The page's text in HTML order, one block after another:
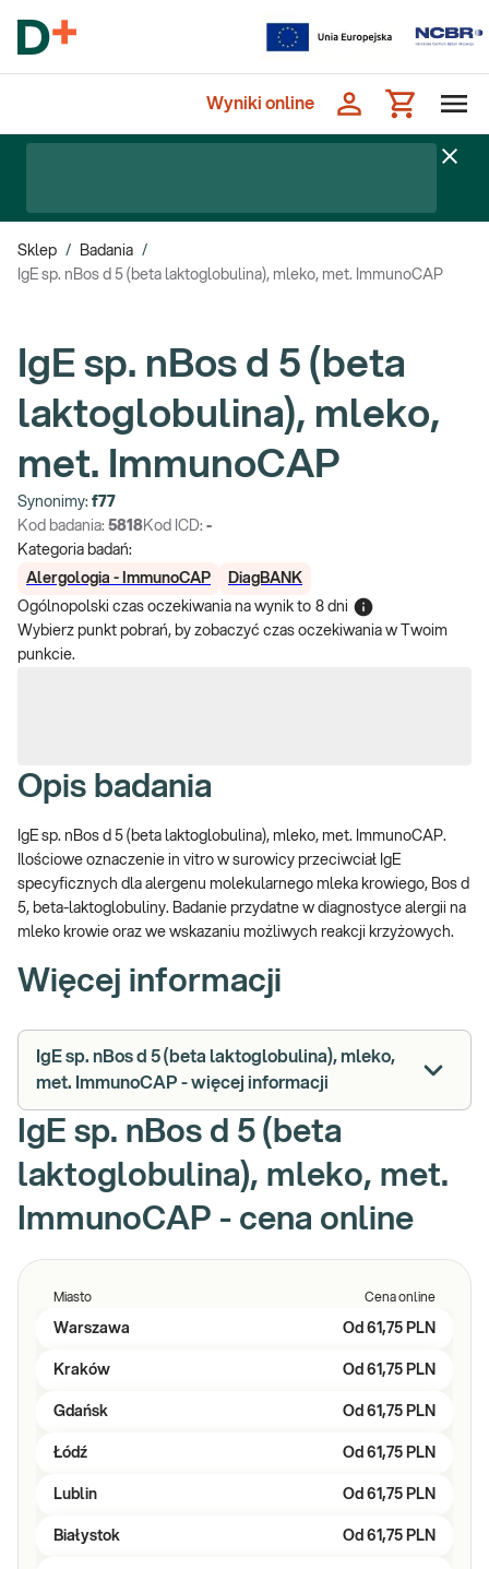
Wyniki online
Sklep / Badania /
IgE sp. nBos d 5 (beta laktoglobulina), mleko, met. ImmunoCAP
IgE sp. nBos d 5 (beta
laktoglobulina), mleko,
met. ImmunoCAP
Synonimy: f77
Kod badania: 5818Kod ICD: -
Kategoria badań:
Alergologia - ImmunoCAP
DiagBANK
Ogólnopolski czas oczekiwania na wynik to 8 dni
Wybierz punkt pobrań, by zobaczyć czas oczekiwania w Twoim
punkcie.
Opis badania
IgE sp. nBos d 5 (beta laktoglobulina), mleko, met. ImmunoCAP.
Ilościowe oznaczenie in vitro w surowicy przeciwciał IgE
specyficznych dla alergenu molekularnego mleka krowiego, Bos d
5, beta-laktoglobuliny. Badanie przydatne w diagnostyce alergii na
mleko krowie oraz we wskazaniu możliwych reakcji krzyżowych.
Więcej informacji
IgE sp. nBos d 5 (beta laktoglobulina), mleko,
met. ImmunoCAP - więcej informacji
IgE sp. nBos d 5 (beta
laktoglobulina), mleko, met.
ImmunoCAP - cena online
Miasto Cena online
Warszawa Od 61,75 PLN
Kraków Od 61,75 PLN
Gdańsk Od 61,75 PLN
Łódź Od 61,75 PLN
Lublin Od 61,75 PLN
Białystok Od 61,75 PLN